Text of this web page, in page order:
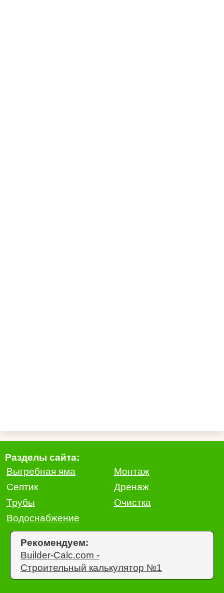
Разделы сайта:
Выгребная яма
Монтаж
Септик
Дренаж
Трубы
Очистка
Водоснабжение
Рекомендуем:
Builder-Calc.com -
Строительный калькулятор №1